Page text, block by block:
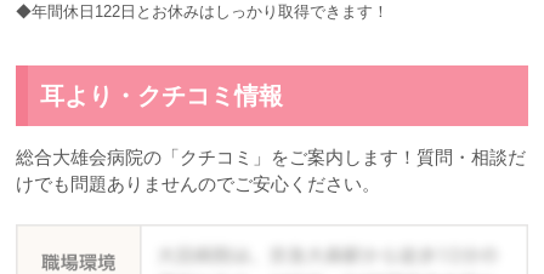
◆年間休日122日とお休みはしっかり取得できます！
耳より・クチコミ情報
総合大雄会病院の「クチコミ」をご案内します！質問・相談だ
けでも問題ありませんのでご安心ください。